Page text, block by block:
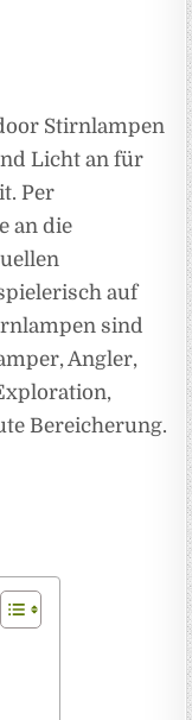
Stirnlampen
Licht an für
Per
an die
auf
sind
Angler,
Bereicherung.